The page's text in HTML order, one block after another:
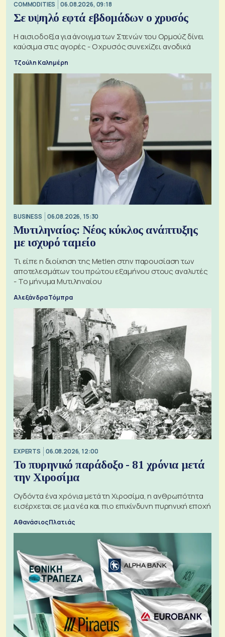
COMMODITIES 06.08.2026, 09:18
Σε υψηλό εφτά εβδομάδων ο χρυσός
Η αισιοδοξία για άνοιγμα των Στενών του Ορμούζ δίνει
καύσιμα στις αγορές - Ο χρυσός συνεχίζει ανοδικά
Τζούλη Καλημέρη
BUSINESS 06.08.2026, 15:30
Μυτιληναίος: Νέος κύκλος ανάπτυξης
με ισχυρό ταμείο
Τι είπε η διοίκηση της Metlen στην παρουσίαση των
αποτελεσμάτων του πρώτου εξαμήνου στους αναλυτές
- Το μήνυμα Μυτιληναίου
Αλεξάνδρα Τόμπρα
EXPERTS 06.08.2026, 12:00
Το πυρηνικό παράδοξο - 81 χρόνια μετά
την Χιροσίμα
Ογδόντα ένα χρόνια μετά τη Χιροσίμα, η ανθρωπότητα
εισέρχεται σε μια νέα και πιο επικίνδυνη πυρηνική εποχή
Αθανάσιος Πλατιάς